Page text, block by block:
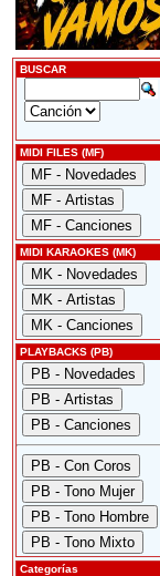
BUSCAR
MIDI FILES (MF)
MIDI KARAOKES (MK)
PLAYBACKS (PB)
Categorías